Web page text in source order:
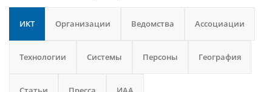
ИКТ Организации Ведомства Ассоциации
Технологии Системы Персоны География